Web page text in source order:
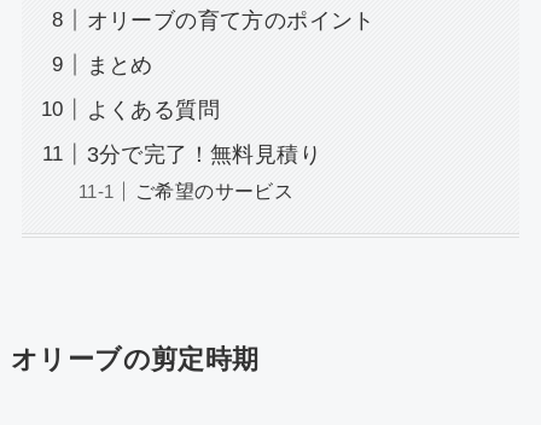
オリーブの育て方のポイント
まとめ
よくある質問
3分で完了！無料見積り
ご希望のサービス
オリーブの剪定時期